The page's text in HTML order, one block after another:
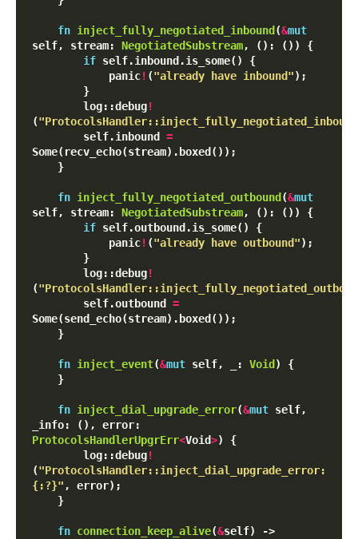
fn inject_fully_negotiated_inbound (&mut
self, stream: NegotiatedSubstream, (): ()) {
if self.inbound.is_some() {
            panic
! ("already have inbound");
        log::debug
!
(
        self.inbound
=
Some(recv_echo(stream).boxed());
fn inject_fully_negotiated_outbound (&mut
self, stream: NegotiatedSubstream, (): ()) {
if self.outbound.is_some() {
            panic
! ("already have outbound");
        log::debug
!
(
        self.outbound
=
Some(send_echo(stream).boxed());
fn inject_event(&mut self, _: Void ) {
fn inject_dial_upgrade_error(&mut self,
ProtocolsHandlerUpgrErr<Void>) {
        log::debug
!
("ProtocolsHandler::inject_dial_upgrade_error:
{:?}" , error);
fn connection_keep_alive(&